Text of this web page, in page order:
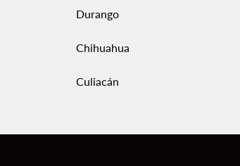
Durango
Chihuahua
Culiacán